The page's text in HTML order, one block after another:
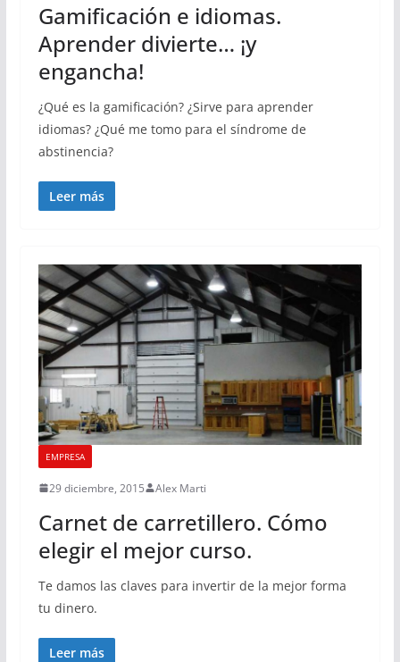
Gamificación e idiomas.
Aprender divierte… ¡y
engancha!
¿Qué es la gamificación? ¿Sirve para aprender
idiomas? ¿Qué me tomo para el síndrome de
abstinencia?
Leer más
EMPRESA
29 diciembre, 2015 Alex Marti
Carnet de carretillero. Cómo
elegir el mejor curso.
Te damos las claves para invertir de la mejor forma
tu dinero.
Leer más